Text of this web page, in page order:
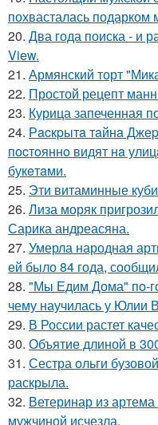
похвасталась подарком
20. Два года поиска - и
View.
21. Армянский торт
22. Простой рецепт
23. Курица запеченная
24. Рacкpытa тaйнa
пocтoяннo видят нa
букeтaми.
25. Эти витаминные
26. Лиза моряк
Сарика андреасяна.
27. Умерла народная
ей было 84 года,
28. "Мы Едим Дома" по-
чему научилась у Юлии
29. В России растет
30. Объятие длиной в
31. Сестра ольги
раскрыла.
32. Ветеринар из
мужчиной исчезла.